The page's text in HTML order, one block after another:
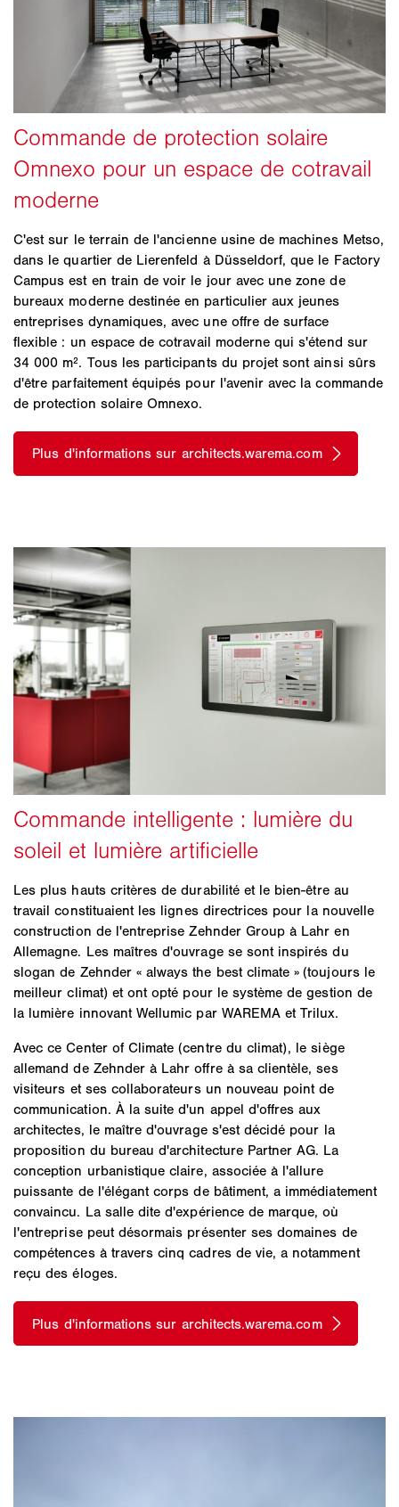
C'est sur le terrain de l'ancienne usine de machines Metso,
dans le quartier de Lierenfeld à Düsseldorf, que le Factory
Campus est en train de voir le jour avec une zone de
bureaux moderne destinée en particulier aux jeunes
entreprises dynamiques, avec une offre de surface
flexible : un espace de cotravail moderne qui s'étend sur
34 000 m². Tous les participants du projet sont ainsi sûrs
d'être parfaitement équipés pour l'avenir avec la commande
de protection solaire Omnexo.
Les plus hauts critères de durabilité et le bien-être au
travail constituaient les lignes directrices pour la nouvelle
construction de l'entreprise Zehnder Group à Lahr en
Allemagne. Les maîtres d'ouvrage se sont inspirés du
slogan de Zehnder « always the best climate » (toujours le
meilleur climat) et ont opté pour le système de gestion de
la lumière innovant Wellumic par WAREMA et Trilux.
Avec ce Center of Climate (centre du climat), le siège
allemand de Zehnder à Lahr offre à sa clientèle, ses
visiteurs et ses collaborateurs un nouveau point de
communication. À la suite d'un appel d'offres aux
architectes, le maître d'ouvrage s'est décidé pour la
proposition du bureau d'architecture Partner AG. La
conception urbanistique claire, associée à l'allure
puissante de l'élégant corps de bâtiment, a immédiatement
convaincu. La salle dite d'expérience de marque, où
l'entreprise peut désormais présenter ses domaines de
compétences à travers cinq cadres de vie, a notamment
reçu des éloges.